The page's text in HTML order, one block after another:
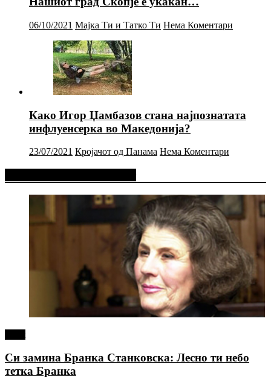
06/10/2021 Мајка Ти и Татко Ти Нема Коментари
Како Игор Џамбазов стана најпознатата
инфлуенсерка во Македонија?
23/07/2021 Кројачот од Панама Нема Коментари
Си замина Бранка Станковска: Лесно ти небо
тетка Бранка